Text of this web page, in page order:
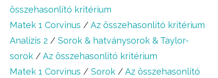
összehasonlító kritérium
Matek 1 Corvinus / Az összehasonlító kritérium
Analízis 2 / Sorok & hatványsorok & Taylor-
sorok / Az összehasonlító kritérium
Matek 1 Corvinus / Sorok / Az összehasonlító